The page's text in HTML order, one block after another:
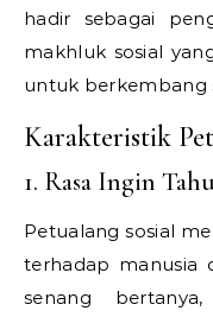
hadir sebagai
makhluk sosial
untuk berkembang
Karakteristik
1. Rasa Ingin
Petualang sosial
terhadap manusia
senang